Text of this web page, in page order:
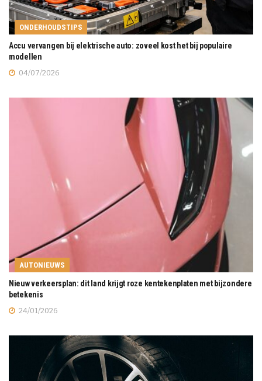
ONDERHOUDSTIPS
Accu vervangen bij elektrische auto: zoveel kost het bij populaire
modellen
04/07/2026
AUTONIEUWS
Nieuw verkeersplan: dit land krijgt roze kentekenplaten met bijzondere
betekenis
24/01/2026